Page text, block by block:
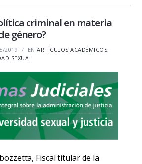
criminal en materia
género?
2019 ENARTÍCULOS ACADÉMICOS,
SEXUAL
Fiscal titular de la